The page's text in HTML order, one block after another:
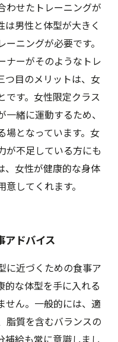
わせたトレーニングが
は男性と体型が大きく
ニングが必要です。
ナーがそのようなトレ
つ目のメリットは、女
です。女性限定クラス
緒に運動するため、
場となっています。女
が不足している方にも
、女性が健康的な身体
してくれます。
アドバイス
に近づくための食事ア
的な体型を手に入れる
せん。一般的には、適
脂質を含むバランスの